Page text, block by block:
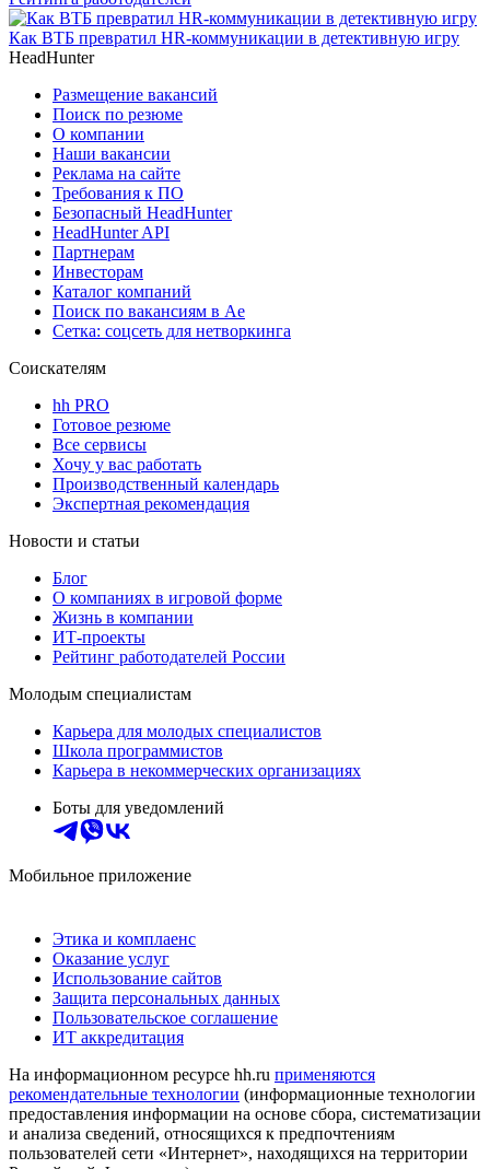
Как ВТБ превратил HR-коммуникации в детективную игру
HeadHunter
Размещение вакансий
Поиск по резюме
О компании
Наши вакансии
Реклама на сайте
Требования к ПО
Безопасный HeadHunter
HeadHunter API
Партнерам
Инвесторам
Каталог компаний
Поиск по вакансиям в Ае
Сетка: соцсеть для нетворкинга
Соискателям
hh PRO
Готовое резюме
Все сервисы
Хочу у вас работать
Производственный календарь
Экспертная рекомендация
Новости и статьи
Блог
О компаниях в игровой форме
Жизнь в компании
ИТ-проекты
Рейтинг работодателей России
Молодым специалистам
Карьера для молодых специалистов
Школа программистов
Карьера в некоммерческих организациях
Боты для уведомлений
Мобильное приложение
Этика и комплаенс
Оказание услуг
Использование сайтов
Защита персональных данных
Пользовательское соглашение
ИТ аккредитация
На информационном ресурсе hh.ru применяются
рекомендательные технологии (информационные технологии
предоставления информации на основе сбора, систематизации
и анализа сведений, относящихся к предпочтениям
пользователей сети «Интернет», находящихся на территории